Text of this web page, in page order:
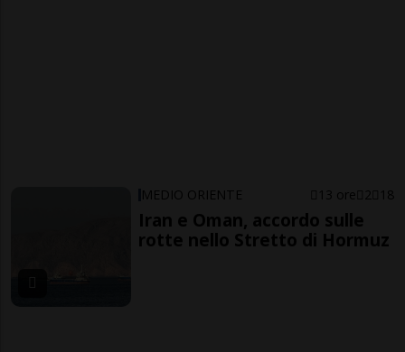
MEDIO ORIENTE 13 ore 2 18
Iran e Oman, accordo sulle
rotte nello Stretto di Hormuz